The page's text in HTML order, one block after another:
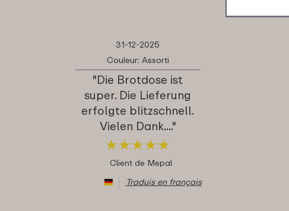
31-12-2025
Couleur: Assorti
"Die Brotdose ist
super. Die Lieferung
erfolgte blitzschnell.
Vielen Dank...."
★★★★★
★★★★★
Client de Mepal
Traduis en français